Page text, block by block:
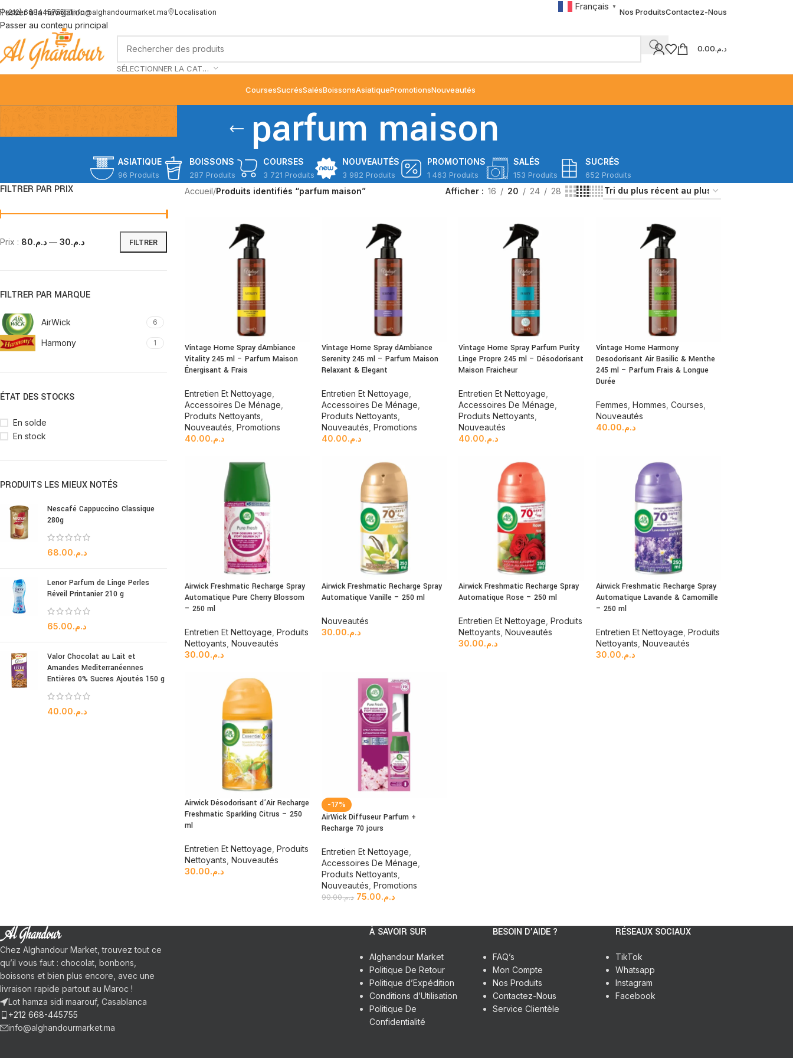
Passer à la navigation
Passer au contenu principal
(+212) 668445755 info@alghandourmarket.ma Localisation Français ▼
Nos ProduitsContactez-Nous
SÉLECTIONNER LA CATÉGORIE
د.م.0.00
CoursesSucrésSalésBoissonsAsiatiquePromotionsNouveautés
parfum maison
ASIATIQUE
96 Produits
BOISSONS
287 Produits
COURSES
3 721 Produits
NOUVEAUTÉS
3 982 Produits
PROMOTIONS
1 463 Produits
SALÉS
153 Produits
SUCRÉS
652 Produits
FILTRER PAR PRIX
FILTRER
Prix : د.م.30 — د.م.80
FILTRER PAR MARQUE
AirWick 6
Harmony 1
ÉTAT DES STOCKS
En solde
En stock
PRODUITS LES MIEUX NOTÉS
Nescafé Cappuccino Classique
280g
د.م.68.00
Lenor Parfum de Linge Perles
Réveil Printanier 210 g
د.م.65.00
Valor Chocolat au Lait et
Amandes Mediterranéennes
Entières 0% Sucres Ajoutés 150 g
د.م.40.00
Accueil/Produits identifiés “parfum maison” Afficher 16 20 24 28
Vintage Home Spray dAmbiance
Vitality 245 ml – Parfum Maison
Énergisant & Frais
Entretien Et Nettoyage
Accessoires De Ménage
Produits Nettoyants
Nouveautés Promotions
د.م.40.00
Vintage Home Spray dAmbiance
Serenity 245 ml – Parfum Maison
Relaxant & Elegant
Entretien Et Nettoyage
Accessoires De Ménage
Produits Nettoyants
Nouveautés Promotions
د.م.40.00
Vintage Home Spray Parfum Purity
Linge Propre 245 ml – Désodorisant
Maison Fraicheur
Entretien Et Nettoyage
Accessoires De Ménage
Produits Nettoyants
Nouveautés
د.م.40.00
Vintage Home Harmony
Desodorisant Air Basilic & Menthe
245 ml – Parfum Frais & Longue
Durée
Femmes Hommes Courses
Nouveautés
د.م.40.00
Airwick Freshmatic Recharge Spray
Automatique Pure Cherry Blossom
– 250 ml
Entretien Et Nettoyage, Produits
Nettoyants, Nouveautés
د.م.30.00
Airwick Freshmatic Recharge Spray
Automatique Vanille – 250 ml
Nouveautés
د.م.30.00
Airwick Freshmatic Recharge Spray
Automatique Rose – 250 ml
Entretien Et Nettoyage, Produits
Nettoyants, Nouveautés
د.م.30.00
Airwick Freshmatic Recharge Spray
Automatique Lavande & Camomille
– 250 ml
Entretien Et Nettoyage, Produits
Nettoyants, Nouveautés
د.م.30.00
Airwick Désodorisant d’Air Recharge
Freshmatic Sparkling Citrus – 250
ml
Entretien Et Nettoyage Produits
Nettoyants Nouveautés
د.م.30.00
-17%
AirWick Diffuseur Parfum +
Recharge 70 jours
Entretien Et Nettoyage
Accessoires De Ménage
Produits Nettoyants
Nouveautés Promotions
د.م.90.00 د.م.75.00
Chez Alghandour Market, trouvez tout ce
qu’il vous faut : chocolat, bonbons,
boissons et bien plus encore, avec une
livraison rapide partout au Maroc !
Lot hamza sidi maarouf, Casablanca
+212 668-445755
info@alghandourmarket.ma
À SAVOIR SUR
Alghandour Market
Politique De Retour
Politique d’Expédition
Conditions d’Utilisation
Politique De
Confidentialité
BESOIN D’AIDE ?
FAQ’s
Mon Compte
Nos Produits
Contactez-Nous
Service Clientèle
RÉSEAUX SOCIAUX
TikTok
Whatsapp
Instagram
Facebook